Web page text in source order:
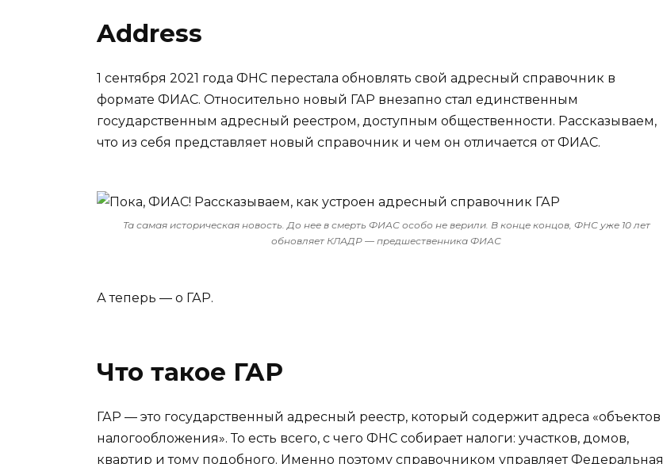
Address
1 сентября 2021 года ФНС перестала обновлять свой адресный справочник в
формате ФИАС. Относительно новый ГАР внезапно стал единственным
государственным адресный реестром, доступным общественности. Рассказываем,
что из себя представляет новый справочник и чем он отличается от ФИАС.
Та самая историческая новость. До нее в смерть ФИАС особо не верили. В конце концов, ФНС уже 10 лет
обновляет КЛАДР — предшественника ФИАС
А теперь — о ГАР.
Что такое ГАР
ГАР — это государственный адресный реестр, который содержит адреса «объектов
налогообложения». То есть всего, с чего ФНС собирает налоги: участков, домов,
квартир и тому подобного. Именно поэтому справочником управляет Федеральная